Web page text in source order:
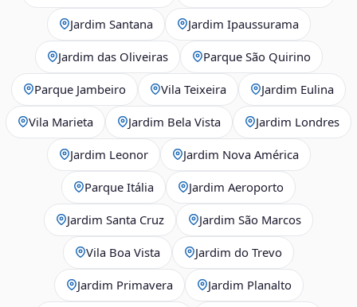
Jardim Santana Jardim Ipaussurama
Jardim das Oliveiras Parque São Quirino
Parque Jambeiro Vila Teixeira Jardim Eulina
Vila Marieta Jardim Bela Vista Jardim Londres
Jardim Leonor Jardim Nova América
Parque Itália Jardim Aeroporto
Jardim Santa Cruz Jardim São Marcos
Vila Boa Vista Jardim do Trevo
Jardim Primavera Jardim Planalto